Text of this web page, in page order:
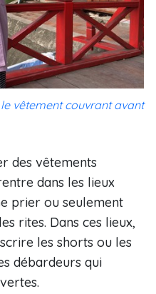
vêtement couvrant avant
des vêtements
dans les lieux
prier ou seulement
rites. Dans ces lieux,
les shorts ou les
débardeurs qui